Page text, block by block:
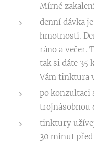
Mírné
denní dávka
hmotnosti.
ráno a večer.
tak si dáte 35
Vám tinktura
po konzultaci
trojnásobnou
tinktury
30 minut